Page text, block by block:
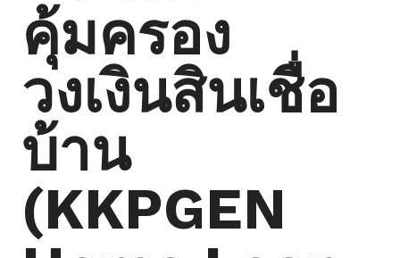
คุ้มครอง
วงเงินสินเชื่อ
บ้าน
(KKPGEN